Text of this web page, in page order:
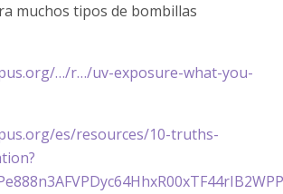
muchos tipos de bombillas
…/r…/uv-exposure-what-you-
es/resources/10-truths-